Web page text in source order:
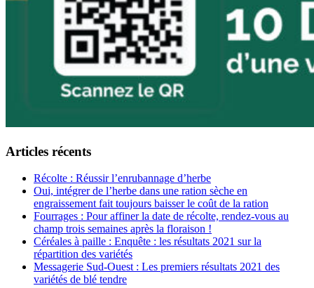
Articles récents
Récolte : Réussir l’enrubannage d’herbe
Oui, intégrer de l’herbe dans une ration sèche en
engraissement fait toujours baisser le coût de la ration
Fourrages : Pour affiner la date de récolte, rendez-vous au
champ trois semaines après la floraison !
Céréales à paille : Enquête : les résultats 2021 sur la
répartition des variétés
Messagerie Sud-Ouest : Les premiers résultats 2021 des
variétés de blé tendre